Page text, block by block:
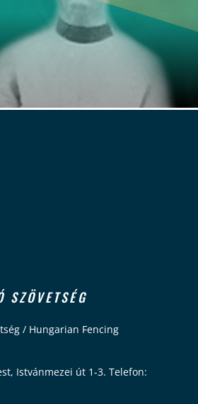
SZÖVETSÉG
/ Hungarian Fencing
Istvánmezei út 1-3. Telefon: